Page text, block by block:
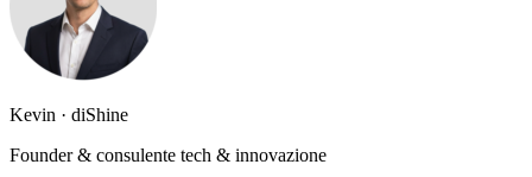
Kevin · diShine
Founder & consulente tech & innovazione